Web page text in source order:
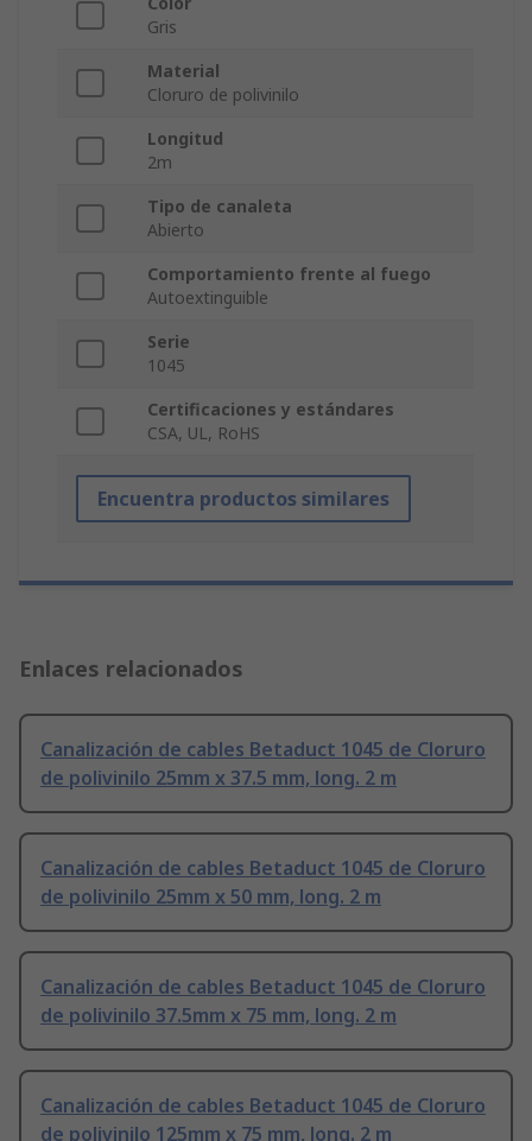
Gris
Material
Cloruro de polivinilo
Longitud
2m
Tipo de canaleta
Abierto
Comportamiento frente al fuego
Autoextinguible
Serie
1045
Certificaciones y estándares
CSA, UL, RoHS
Encuentra productos similares
Enlaces relacionados
Canalización de cables Betaduct 1045 de Cloruro
de polivinilo 25mm x 37.5 mm, long. 2 m
Canalización de cables Betaduct 1045 de Cloruro
de polivinilo 25mm x 50 mm, long. 2 m
Canalización de cables Betaduct 1045 de Cloruro
de polivinilo 37.5mm x 75 mm, long. 2 m
Canalización de cables Betaduct 1045 de Cloruro
de polivinilo 125mm x 75 mm, long. 2 m